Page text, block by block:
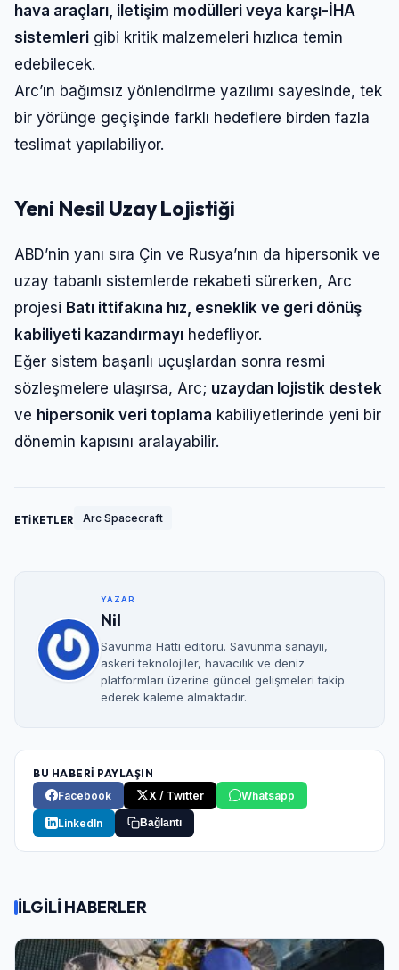
hava araçları, iletişim modülleri veya karşı-İHA
sistemleri gibi kritik malzemeleri hızlıca temin
edebilecek.
Arc’ın bağımsız yönlendirme yazılımı sayesinde, tek
bir yörünge geçişinde farklı hedeflere birden fazla
teslimat yapılabiliyor.
Yeni Nesil Uzay Lojistiği
ABD’nin yanı sıra Çin ve Rusya’nın da hipersonik ve
uzay tabanlı sistemlerde rekabeti sürerken, Arc
projesi Batı ittifakına hız, esneklik ve geri dönüş
kabiliyeti kazandırmayı hedefliyor.
Eğer sistem başarılı uçuşlardan sonra resmi
sözleşmelere ulaşırsa, Arc; uzaydan lojistik destek
ve hipersonik veri toplama kabiliyetlerinde yeni bir
dönemin kapısını aralayabilir.
ETİKETLER Arc Spacecraft
YAZAR
Nil
Savunma Hattı editörü. Savunma sanayii,
askeri teknolojiler, havacılık ve deniz
platformları üzerine güncel gelişmeleri takip
ederek kaleme almaktadır.
BU HABERİ PAYLAŞIN
Facebook
X / Twitter Whatsapp
LinkedIn Bağlantı
İLGİLİ HABERLER